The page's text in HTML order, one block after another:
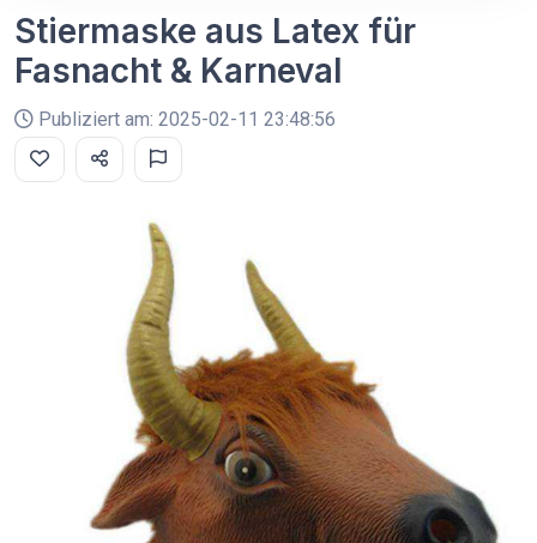
Stiermaske aus Latex für
Fasnacht & Karneval
Publiziert am: 2025-02-11 23:48:56